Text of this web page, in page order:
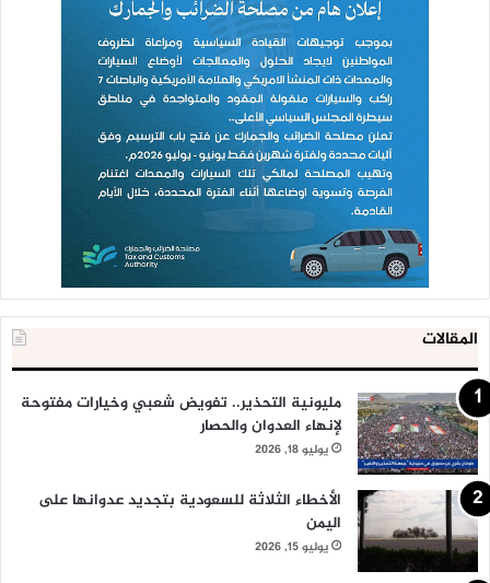
المقالات
مليونية التحذير.. تفويض شعبي وخيارات مفتوحة
لإنهاء العدوان والحصار
يوليو 18, 2026
الأخطاء الثلاثة للسعودية بتجديد عدوانها على
اليمن
يوليو 15, 2026